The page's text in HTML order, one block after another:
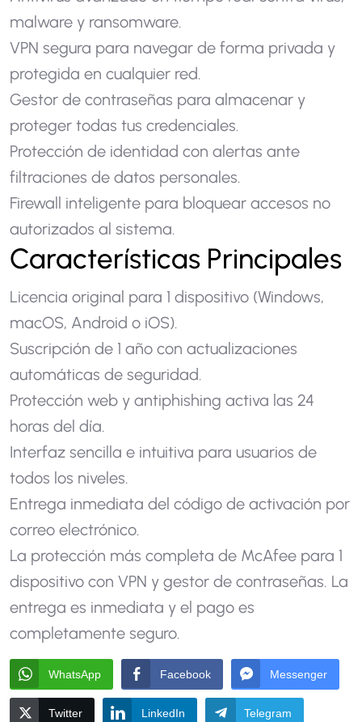
malware y ransomware.
VPN segura para navegar de forma privada y
protegida en cualquier red.
Gestor de contraseñas para almacenar y
proteger todas tus credenciales.
Protección de identidad con alertas ante
filtraciones de datos personales.
Firewall inteligente para bloquear accesos no
autorizados al sistema.
Características Principales
Licencia original para 1 dispositivo (Windows,
macOS, Android o iOS).
Suscripción de 1 año con actualizaciones
automáticas de seguridad.
Protección web y antiphishing activa las 24
horas del día.
Interfaz sencilla e intuitiva para usuarios de
todos los niveles.
Entrega inmediata del código de activación por
correo electrónico.
La protección más completa de McAfee para 1
dispositivo con VPN y gestor de contraseñas. La
entrega es inmediata y el pago es
completamente seguro.
WhatsApp Facebook Messenger
Twitter LinkedIn Telegram